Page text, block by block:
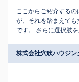
ここからご紹介する
が、それを踏まえても
です。 さらに選択肢
株式会社穴吹ハウジ